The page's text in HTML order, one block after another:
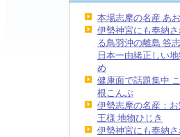
本場志摩の名産 あ
伊勢神宮にも奉納
る鳥羽沖の離島 答
日本一由緒正しい
め
健康面で話題集中
根こんぶ
伊勢志摩の名産：
王様 地物ひじき
伊勢神宮にも奉納